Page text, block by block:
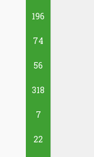
196
74
56
318
7
22